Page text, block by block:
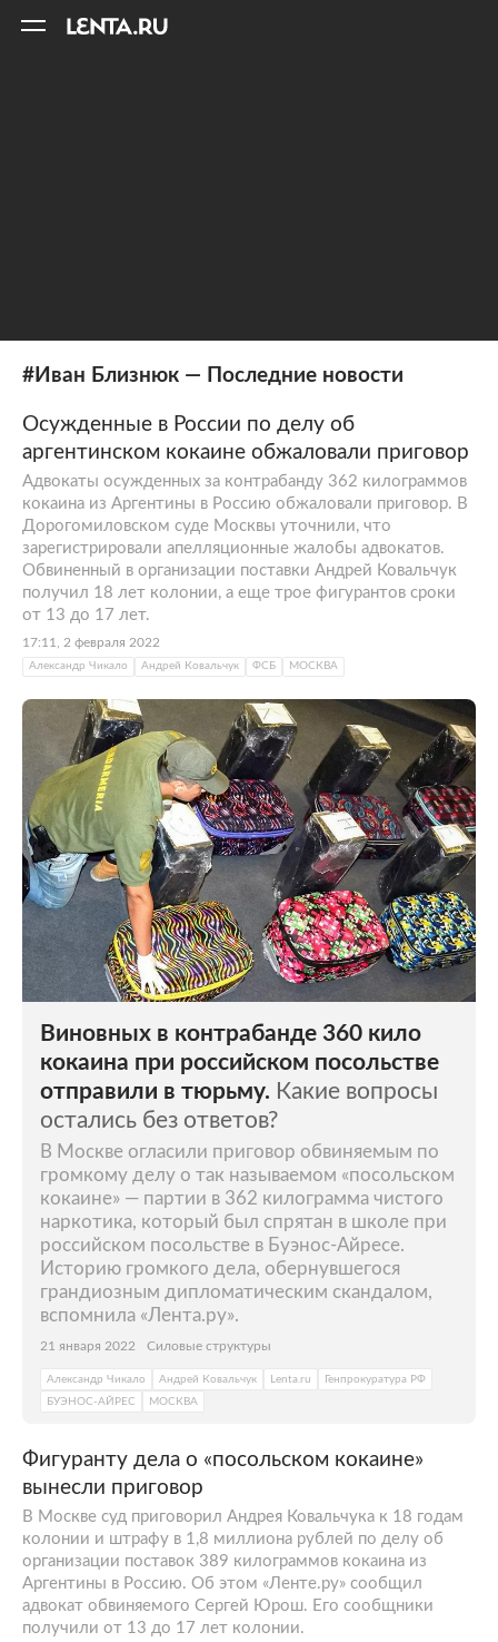
#Иван Близнюк — Последние новости
Осужденные в России по делу об
аргентинском кокаине обжаловали приговор
Адвокаты осужденных за контрабанду 362 килограммов
кокаина из Аргентины в Россию обжаловали приговор. В
Дорогомиловском суде Москвы уточнили, что
зарегистрировали апелляционные жалобы адвокатов.
Обвиненный в организации поставки Андрей Ковальчук
получил 18 лет колонии, а еще трое фигурантов сроки
от 13 до 17 лет.
17:11, 2 февраля 2022
Александр Чикало Андрей Ковальчук ФСБ МОСКВА
Виновных в контрабанде 360 кило
кокаина при российском посольстве
отправили в тюрьму. Какие вопросы
остались без ответов?
В Москве огласили приговор обвиняемым по
громкому делу о так называемом «посольском
кокаине» — партии в 362 килограмма чистого
наркотика, который был спрятан в школе при
российском посольстве в Буэнос-Айресе.
Историю громкого дела, обернувшегося
грандиозным дипломатическим скандалом,
вспомнила «Лента.ру».
21 января 2022 Силовые структуры
Александр Чикало Андрей Ковальчук Lenta.ru
Генпрокуратура РФ
БУЭНОС-АЙРЕС
МОСКВА
Фигуранту дела о «посольском кокаине»
вынесли приговор
В Москве суд приговорил Андрея Ковальчука к 18 годам
колонии и штрафу в 1,8 миллиона рублей по делу об
организации поставок 389 килограммов кокаина из
Аргентины в Россию. Об этом «Ленте.ру» сообщил
адвокат обвиняемого Сергей Юрош. Его сообщники
получили от 13 до 17 лет колонии.